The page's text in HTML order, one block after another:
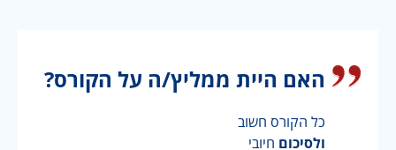
האם היית ממליץ/ה על הקורס?
כל הקורס חשוב
ולסיכום חיובי